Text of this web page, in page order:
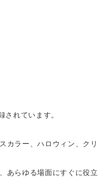
れています。
カラー、ハロウィン、クリ
あらゆる場面にすぐに役立